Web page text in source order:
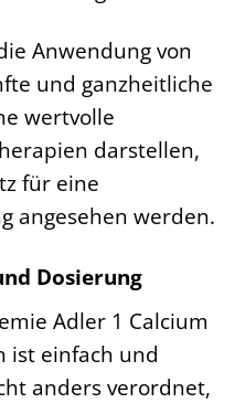
Anwendung von
und ganzheitliche
wertvolle
darstellen,
für eine
angesehen werden.
Dosierung
Adler 1 Calcium
ist einfach und
anders verordnet,